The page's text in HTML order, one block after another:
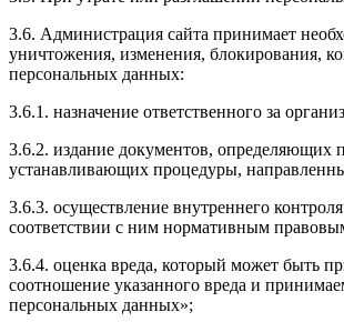
3.6. Администрация сайта принимает
уничтожения, изменения, блокирования,
персональных данных:
3.6.1. назначение ответственного за
3.6.2. издание документов, определяющих
устанавливающих процедуры,
3.6.3. осуществление внутреннего
соответствии с ним нормативным
3.6.4. оценка вреда, который может быть
соотношение указанного вреда и
персональных данных»;